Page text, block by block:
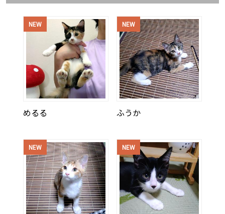
NEW
めるる
NEW
ふうか
NEW NEW